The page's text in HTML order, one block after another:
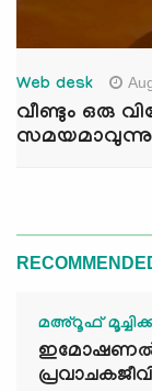
Web desk
വീണ്ടും ഒരു
മഅ്റൂഫ്
ഇമോഷണൽ